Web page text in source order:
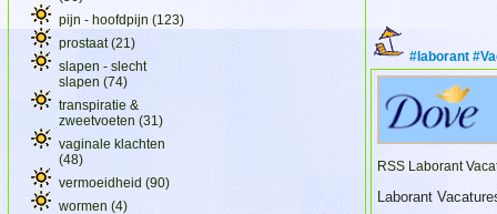
pijn - hoofdpijn (123)
prostaat(21)
slapen - slecht
slapen (74)
transpiratie &
zweetvoeten (31)
vaginale klachten
(48)
vermoeidheid (90)
wormen (4)
#laborant
RSS Laborant
Laborant